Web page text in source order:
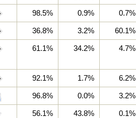
98.5% 0.9% 0.7%
36.8% 3.2% 60.1%
61.1% 34.2% 4.7%
92.1% 1.7% 6.2%
96.8% 0.0% 3.2%
56.1% 43.8% 0.1%